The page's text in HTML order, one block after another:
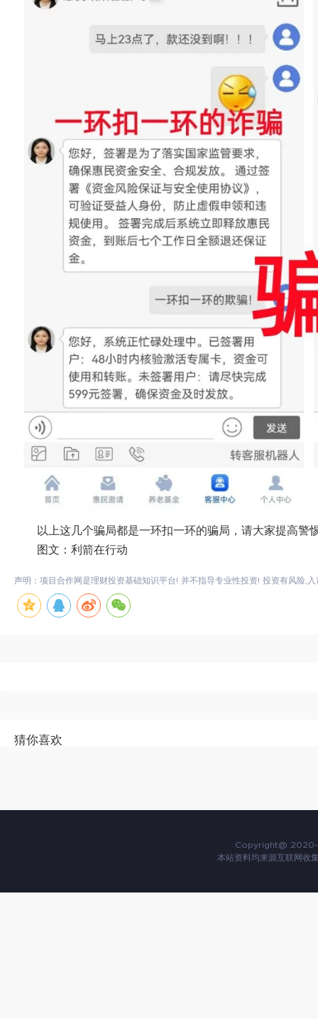
以上这几个骗局都是一环扣一环的骗局，请大家提高警
图文：利箭在行动
声明：项目合作网是理财投资基础知识平台! 并不指导专业性投资! 投资有风险,入
猜你喜欢
Copyright@ 2020-
本站资料均来源互联网收